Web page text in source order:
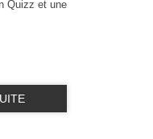
Quizz et une